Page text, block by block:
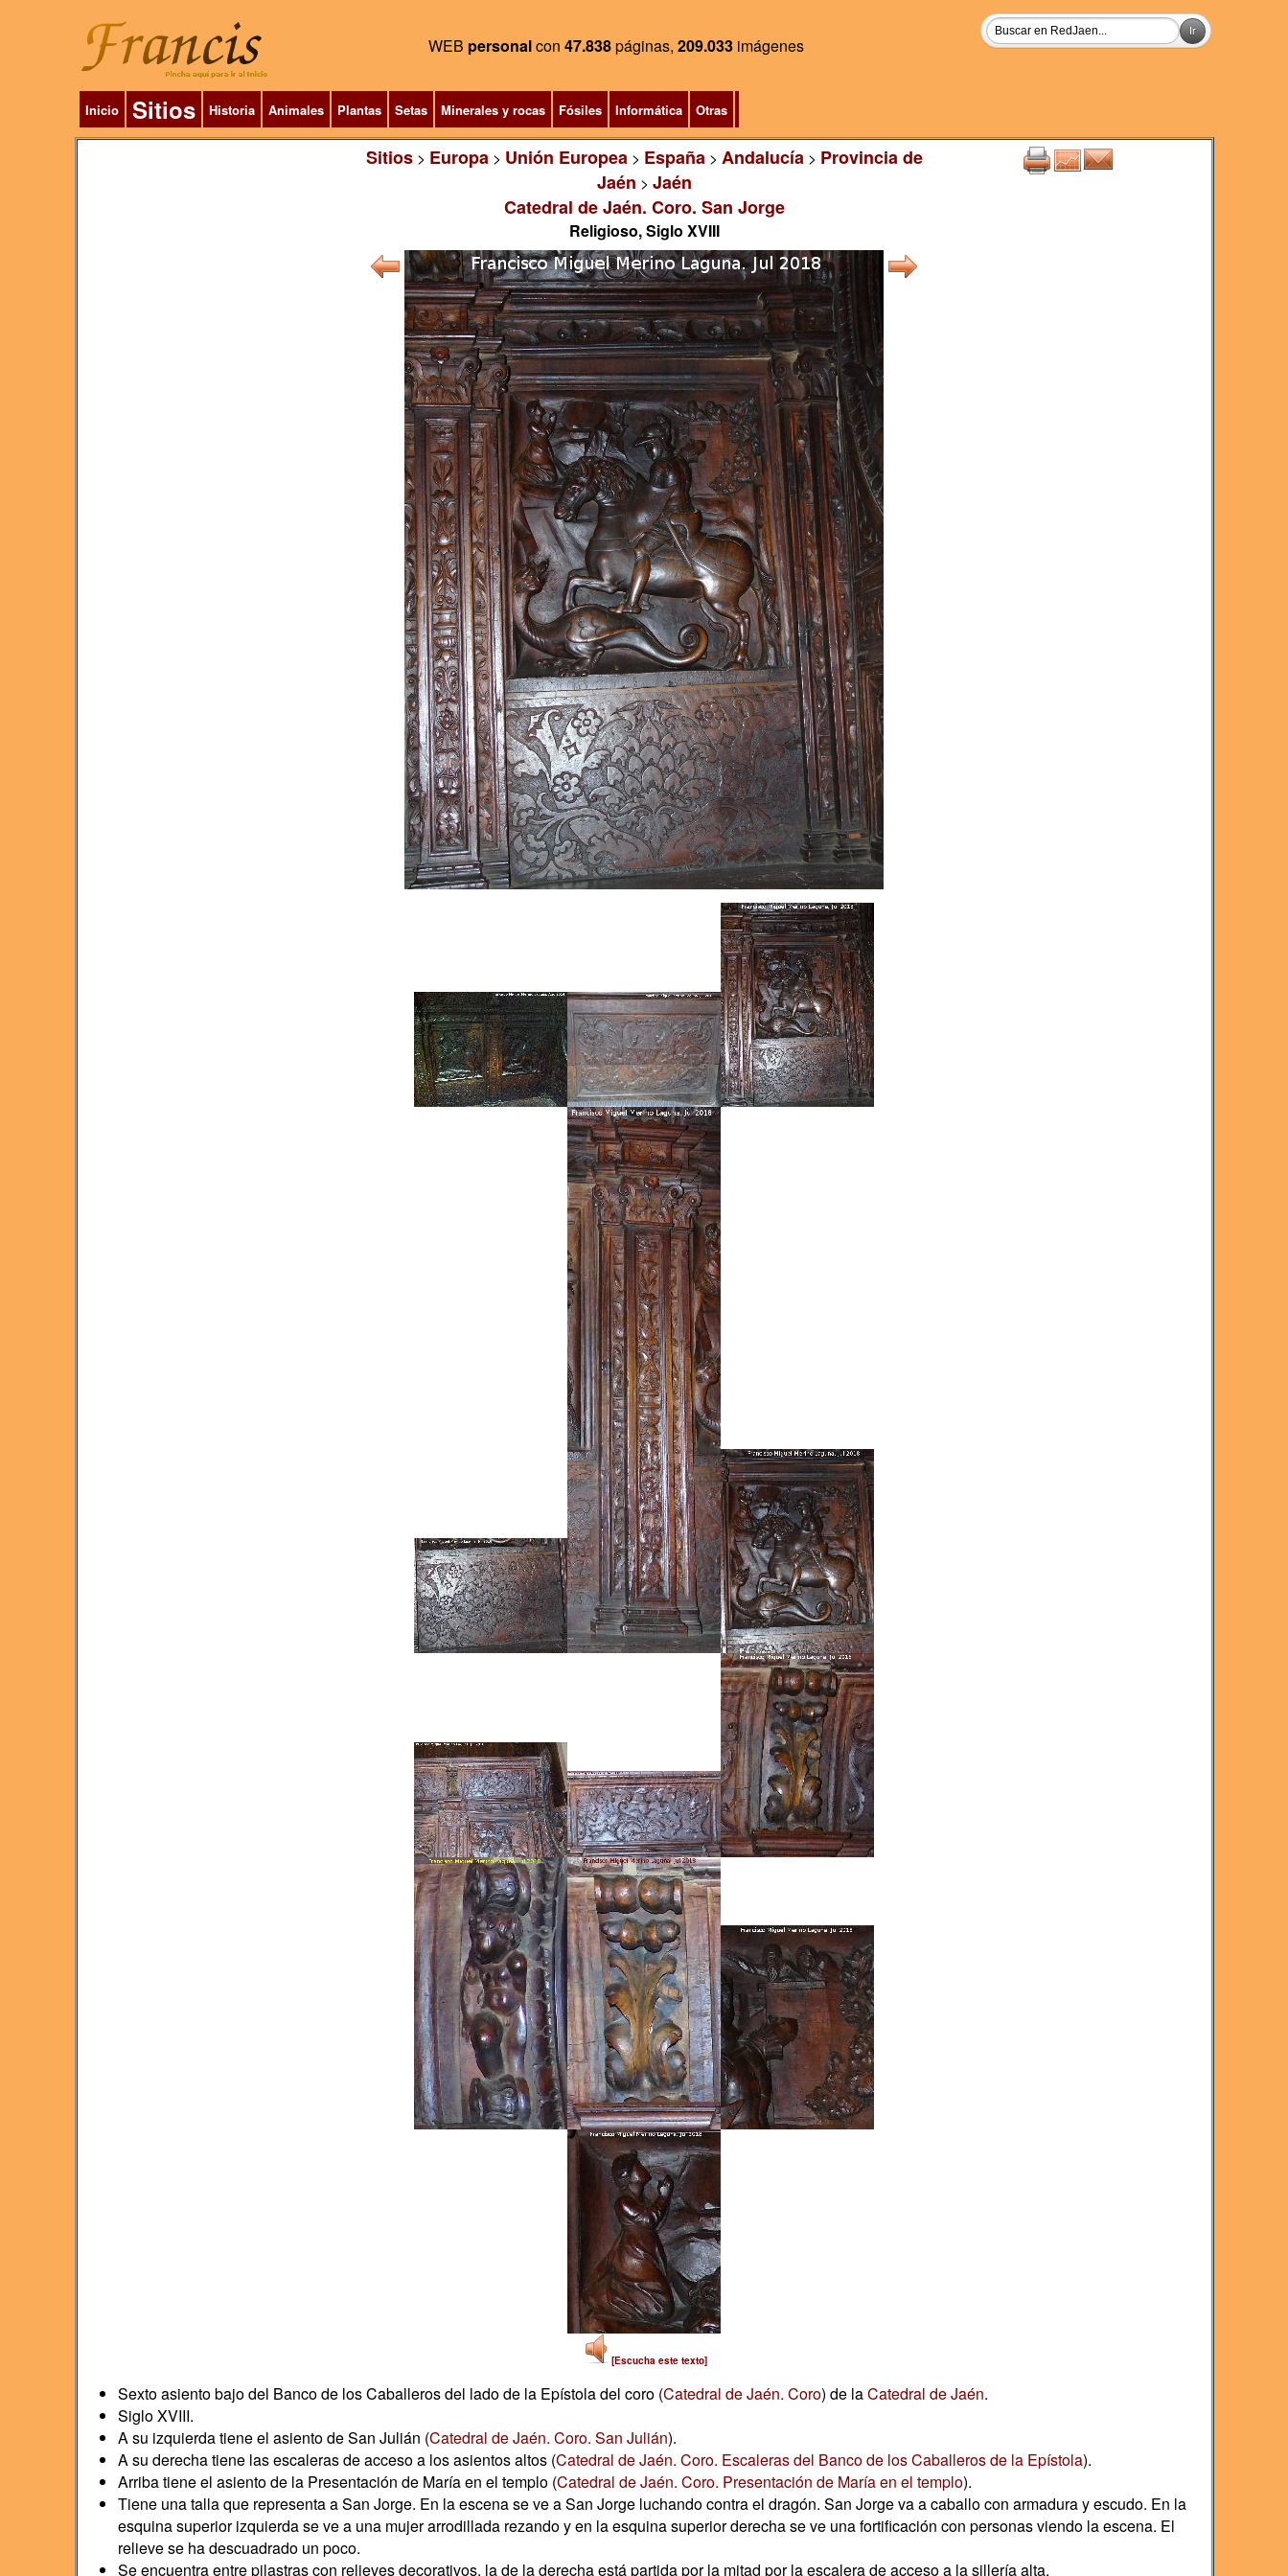
WEB personalcon 47.838páginas, 209.033 imágenes
Inicio Sitios Historia Animales Plantas Setas Minerales y rocas Fósiles Informática Otras
Sitios> Europa> Unión Europea> España> Andalucía> Provincia de
Jaén > Jaén
Catedral de Jaén. Coro. San Jorge
Religioso, Siglo XVIII
[Escucha este texto]
Sexto asiento bajo del Banco de los Caballeros del lado de la Epístola del coro (Catedral de Jaén. Coro) de laCatedral de Jaén.
Siglo XVIII.
A su izquierda tiene el asiento de San Julián (Catedral de Jaén. Coro. San Julián).
A su derecha tiene las escaleras de acceso a los asientos altos (Catedral de Jaén. Coro. Escaleras del Banco de los Caballeros de la Epístola).
Arriba tiene el asiento de la Presentación de María en el templo (Catedral de Jaén. Coro. Presentación de María en el templo).
Tiene una talla que representa a San Jorge. En la escena se ve a San Jorge luchando contra el dragón. San Jorge va a caballo con armadura y escudo. En la
esquina superior izquierda se ve a una mujer arrodillada rezando y en la esquina superior derecha se ve una fortificación con personas viendo la escena. El
relieve se ha descuadrado un poco.
Se encuentra entre pilastras con relieves decorativos, la de la derecha está partida por la mitad por la escalera de acceso a la sillería alta.